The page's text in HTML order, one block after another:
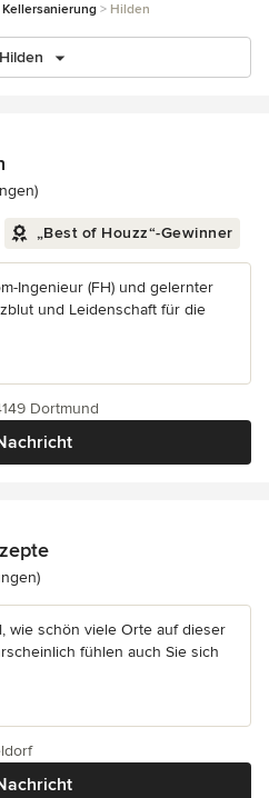
Kellersanierung Hilden
Hilden
5 von 5 Sternen
„Best of Houzz“-Gewinner
Ingenieur (FH) und gelernter
und Leidenschaft für die
Dortmund
4.8 von 5 Sternen
wie schön viele Orte auf dieser
fühlen auch Sie sich